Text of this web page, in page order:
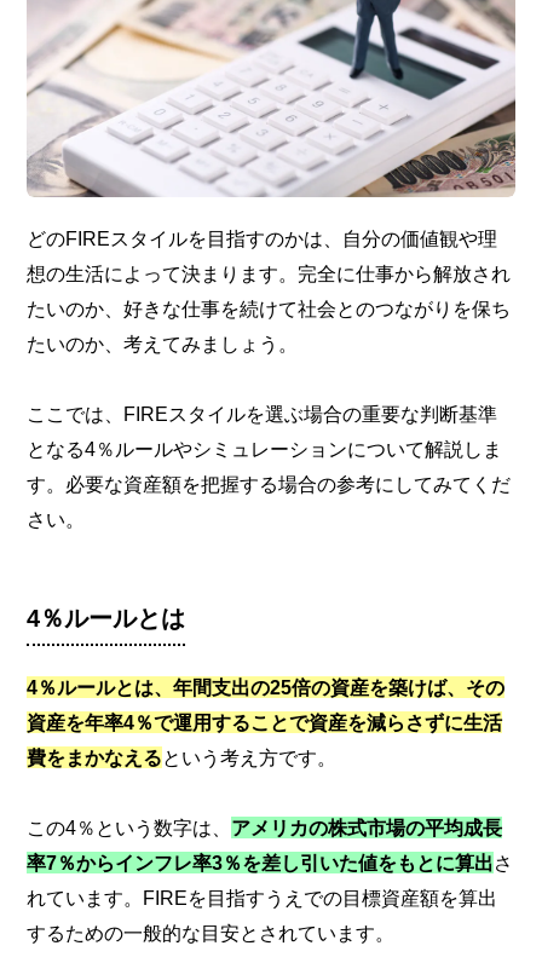
どのFIREスタイルを目指すのかは、自分の価値観や理
想の生活によって決まります。完全に仕事から解放され
たいのか、好きな仕事を続けて社会とのつながりを保ち
たいのか、考えてみましょう。
ここでは、FIREスタイルを選ぶ場合の重要な判断基準
となる4％ルールやシミュレーションについて解説しま
す。必要な資産額を把握する場合の参考にしてみてくだ
さい。
4％ルールとは
4％ルールとは、年間支出の25倍の資産を築けば、その
資産を年率4％で運用することで資産を減らさずに生活
費をまかなえるという考え方です。
この4％という数字は、 アメリカの株式市場の平均成長
率7％からインフレ率3％を差し引いた値をもとに算出さ
れています。FIREを目指すうえでの目標資産額を算出
するための一般的な目安とされています。